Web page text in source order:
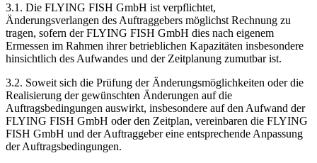
3.1. Die FLYING FISH GmbH ist verpflichtet,
Änderungsverlangen des Auftraggebers möglichst Rechnung zu
tragen, sofern der FLYING FISH GmbH dies nach eigenem
Ermessen im Rahmen ihrer betrieblichen Kapazitäten insbesondere
hinsichtlich des Aufwandes und der Zeitplanung zumutbar ist.
3.2. Soweit sich die Prüfung der Änderungsmöglichkeiten oder die
Realisierung der gewünschten Änderungen auf die
Auftragsbedingungen auswirkt, insbesondere auf den Aufwand der
FLYING FISH GmbH oder den Zeitplan, vereinbaren die FLYING
FISH GmbH und der Auftraggeber eine entsprechende Anpassung
der Auftragsbedingungen.